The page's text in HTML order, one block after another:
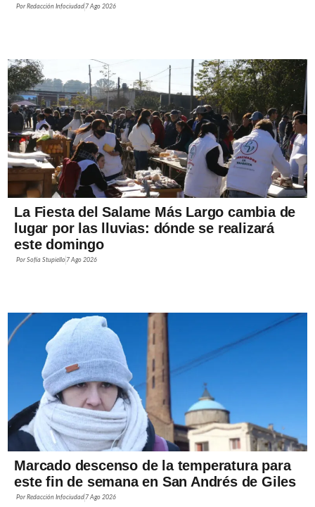
PorRedacción Infociudad 7 Ago 2026
La Fiesta del Salame Más Largo cambia de
lugar por las lluvias: dónde se realizará
este domingo
PorSofía Stupiello 7 Ago 2026
Marcado descenso de la temperatura para
este fin de semana en San Andrés de Giles
PorRedacción Infociudad 7 Ago 2026